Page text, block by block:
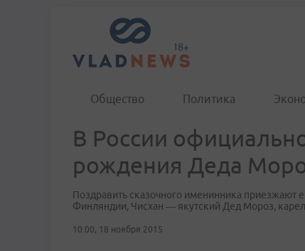
Общество Политика
​В России
рождения Деда
Поздравить сказочного именинника приезжают
Финляндии, Чисхан — якутский Дед Мороз,
10:00, 18 ноября 2015